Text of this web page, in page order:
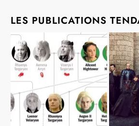
LES PUBLICATIONS